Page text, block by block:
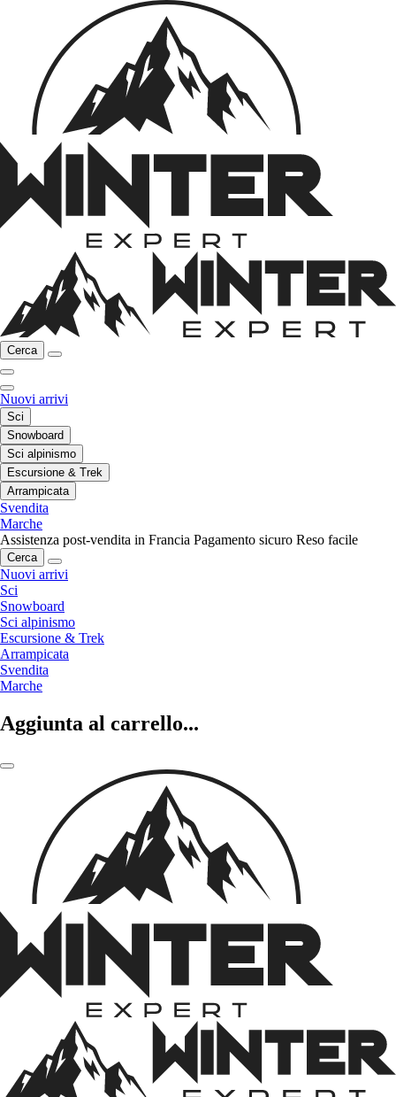
Cerca
Nuovi arrivi
Sci
Snowboard
Sci alpinismo
Escursione & Trek
Arrampicata
Svendita
Marche
Assistenza post-vendita in Francia Pagamento sicuro Reso facile
Cerca
Nuovi arrivi
Sci
Snowboard
Sci alpinismo
Escursione & Trek
Arrampicata
Svendita
Marche
Aggiunta al carrello...